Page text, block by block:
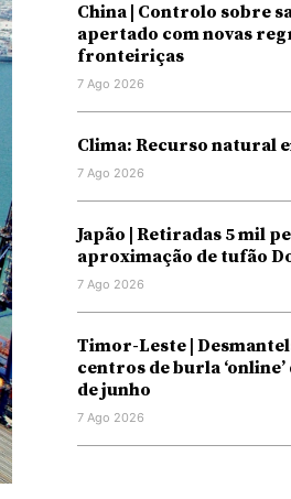
China | Controlo sobre
apertado com novas
fronteiriças
7 Ago 2026
Clima: Recurso natural
7 Ago 2026
Japão | Retiradas 5 mil
aproximação de tufão
7 Ago 2026
Timor-Leste |
centros de burla ‘online’
de junho
7 Ago 2026